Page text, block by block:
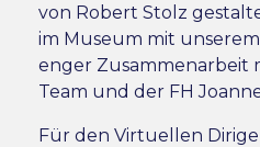
von Robert Stolz
im Museum mit
enger Zusammenarbeit
Team und der FH
Für den Virtuellen